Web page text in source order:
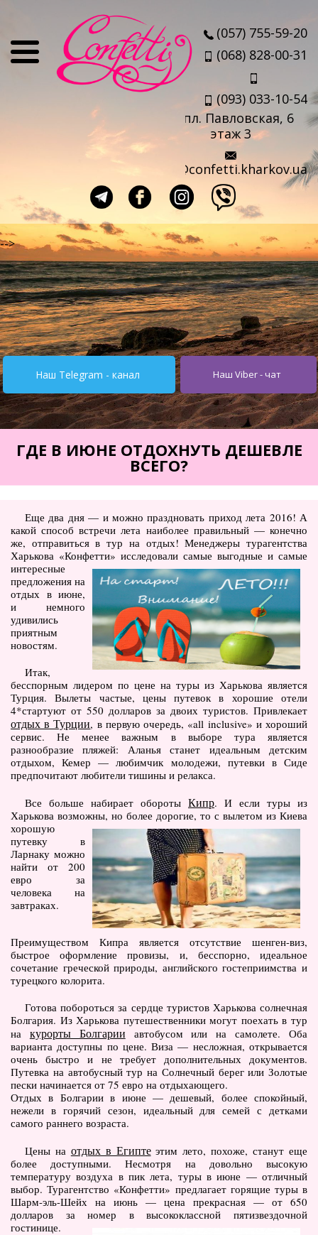
Отзывы
Выезд агента
Прокат чемоданов
Такси в аэропорт
Travel-sim
Страны
Турция от $195
Кипр от $251
Египет от $252
Тунис от $245
ОАЭ от $345
Украина от $11
Туры
Горящие туры
Автобусные туры
Туры по Украине
Полезно
Журнал ярких путешествий
(блог)
Новости
Справочник туриста
(057) 755-59-20
(068) 828-00-31
(093) 033-10-54
пл. Павловская, 6
этаж 3
info@confetti.kharkov.ua
-->
Наш Telegram - канал Наш Viber - чат
ГДЕ В ИЮНЕ ОТДОХНУТЬ ДЕШЕВЛЕ
ВСЕГО?
Еще два дня — и можно праздновать приход лета 2016! А
какой способ встречи лета наиболее правильный — конечно
же, отправиться в тур на отдых! Менеджеры турагентства
Харькова «Конфетти» исследовали самые выгодные и самые
интересные
предложения на
отдых в июне,
и немного
удивились
приятным
новостям.
Итак,
бесспорным лидером по цене на туры из Харькова является
Турция. Вылеты частые, цены путевок в хорошие отели
4*стартуют от 550 долларов за двоих туристов. Привлекает
отдых в Турции, в первую очередь, «all inclusive» и хороший
сервис. Не менее важным в выборе тура является
разнообразие пляжей: Аланья станет идеальным детским
отдыхом, Кемер — любимчик молодежи, путевки в Сиде
предпочитают любители тишины и релакса.
Все больше набирает обороты Кипр. И если туры из
Харькова возможны, но более дорогие, то с вылетом из Киева
хорошую
путевку в
Ларнаку можно
найти от 200
евро за
человека на
завтраках.
Преимуществом Кипра является отсутствие шенген-виз,
быстрое оформление провизы, и, бесспорно, идеальное
сочетание греческой природы, английского гостеприимства и
турецкого колорита.
Готова побороться за сердце туристов Харькова солнечная
Болгария. Из Харькова путешественники могут поехать в тур
на курорты Болгарии автобусом или на самолете. Оба
варианта доступны по цене. Виза — несложная, открывается
очень быстро и не требует дополнительных документов.
Путевка на автобусный тур на Солнечный берег или Золотые
пески начинается от 75 евро на отдыхающего.
Отдых в Болгарии в июне — дешевый, более спокойный,
нежели в горячий сезон, идеальный для семей с детками
самого раннего возраста.
Цены на отдых в Египтеэтим лето, похоже, станут еще
более доступными. Несмотря на довольно высокую
температуру воздуха в пик лета, туры в июне — отличный
выбор. Турагентство «Конфетти» предлагает горящие туры в
Шарм-эль-Шейх на июнь — цена прекрасная — от 650
долларов за номер в высококлассной пятизвездочной
гостинице.